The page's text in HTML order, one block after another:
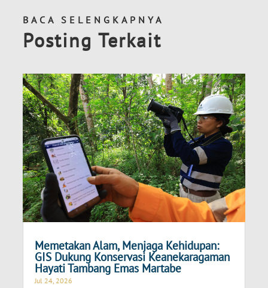
BACA SELENGKAPNYA
Posting Terkait
Memetakan Alam, Menjaga Kehidupan:
GIS Dukung Konservasi Keanekaragaman
Hayati Tambang Emas Martabe
Jul 24, 2026